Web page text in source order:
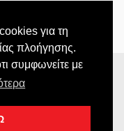
για τη
πλοήγησης.
συμφωνείτε με